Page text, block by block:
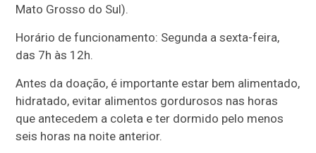
Mato Grosso do Sul).
Horário de funcionamento: Segunda a sexta-feira,
das 7h às 12h.
Antes da doação, é importante estar bem alimentado,
hidratado, evitar alimentos gordurosos nas horas
que antecedem a coleta e ter dormido pelo menos
seis horas na noite anterior.